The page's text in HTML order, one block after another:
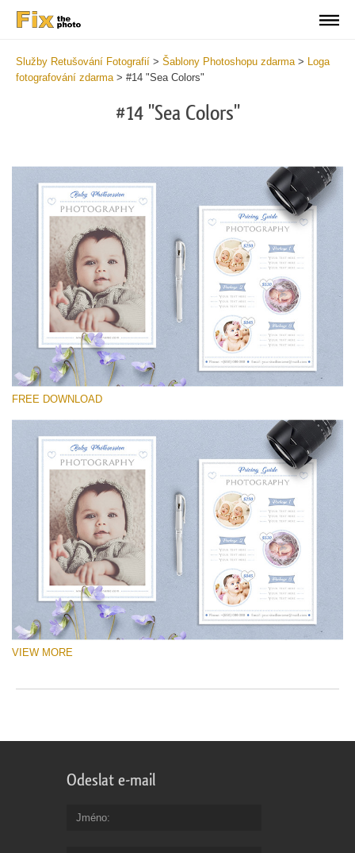
Služby Retušování Fotografií > Šablony Photoshopu zdarma> Loga
fotografování zdarma> #14 "Sea Colors"
#14 "Sea Colors"
Prosím vyberte
Newborn Photography Price List
Stažení zdarma
FREE DOWNLOAD
VIEW MORE
Odeslat e-mail
Jméno